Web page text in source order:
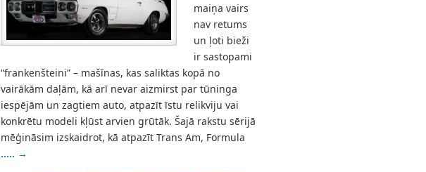
maiņa vairs
nav retums
un ļoti bieži
ir sastopami
“frankenšteini” – mašīnas, kas saliktas kopā no
vairākām daļām, kā arī nevar aizmirst par tūninga
iespējām un zagtiem auto, atpazīt īstu relikviju vai
konkrētu modeli kļūst arvien grūtāk. Šajā rakstu sērijā
mēģināsim izskaidrot, kā atpazīt Trans Am, Formula
….. →